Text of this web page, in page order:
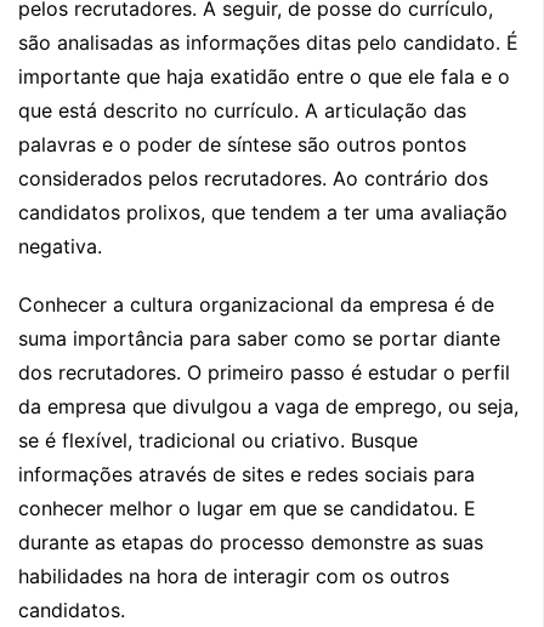
pelos recrutadores. A seguir, de posse do currículo,
são analisadas as informações ditas pelo candidato. É
importante que haja exatidão entre o que ele fala e o
que está descrito no currículo. A articulação das
palavras e o poder de síntese são outros pontos
considerados pelos recrutadores. Ao contrário dos
candidatos prolixos, que tendem a ter uma avaliação
negativa.
Conhecer a cultura organizacional da empresa é de
suma importância para saber como se portar diante
dos recrutadores. O primeiro passo é estudar o perfil
da empresa que divulgou a vaga de emprego, ou seja,
se é flexível, tradicional ou criativo. Busque
informações através de sites e redes sociais para
conhecer melhor o lugar em que se candidatou. E
durante as etapas do processo demonstre as suas
habilidades na hora de interagir com os outros
candidatos.